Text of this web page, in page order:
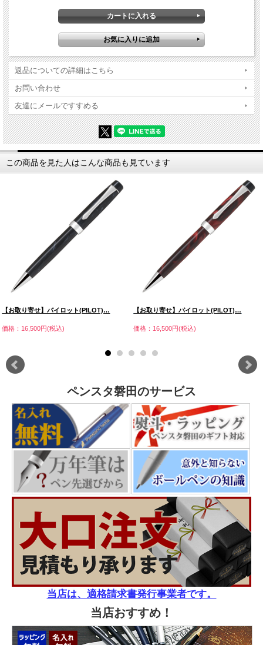
返品についての詳細はこちら
お問い合わせ
友達にメールですすめる
この商品を見た人はこんな商品も見ています
【お取り寄せ】パイロット(PILOT)…
価格：16,500円(税込)
【お取り寄せ】パイロット(PILOT)…
価格：16,500円(税込)
ペンスタ磐田のサービス
当店は、適格請求書発行事業者です。
当店おすすめ！